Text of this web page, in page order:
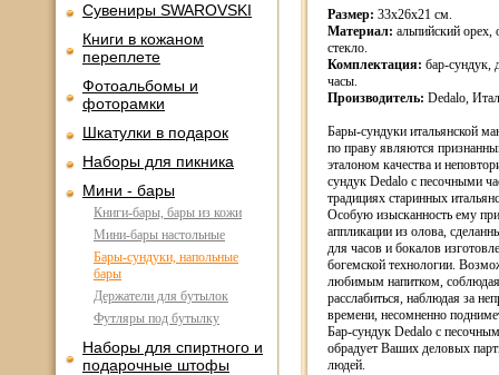
Сувениры SWAROVSKI
Книги в кожаном
переплете
Фотоальбомы и
фоторамки
Шкатулки в подарок
Наборы для пикника
Мини - бары
Книги-бары, бары из кожи
Мини-бары настольные
Бары-сундуки, напольные
бары
Держатели для бутылок
Футляры под бутылку
Наборы для спиртного и
подарочные штофы
Размер: 33х26х21 см.
Материал: альпийский орех,
стекло.
Комплектация: бар-сундук,
часы.
Производитель: Dedalo,
Бары-сундуки итальянской
по праву являются
эталоном качества и
сундук Dedalo с песочными
традициях старинных
Особую изысканность ему
аппликации из олова,
для часов и бокалов
богемской технологии.
любимым напитком,
расслабиться, наблюдая за
времени, несомненно
Бар-сундук Dedalo с
обрадует Ваших деловых
людей.